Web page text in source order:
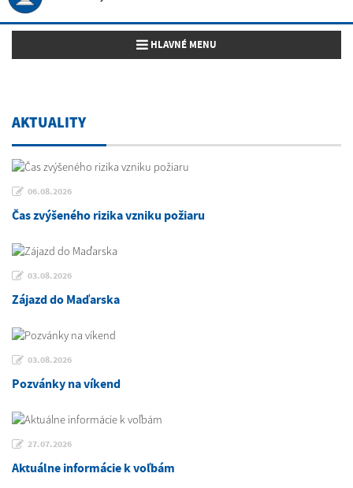
Toggle navigation
HLAVNÉ MENU
AKTUALITY
06.08.2026
Čas zvýšeného rizika vzniku požiaru
03.08.2026
Zájazd do Maďarska
03.08.2026
Pozvánky na víkend
27.07.2026
Aktuálne informácie k voľbám